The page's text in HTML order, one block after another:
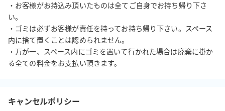
・お客様がお持込み頂いたものは全てご自身でお持ち帰り下さ
い。
・ゴミは必ずお客様が責任を持ってお持ち帰り下さい。スペース
内に捨て置くことは認められません。
・万が一、スペース内にゴミを置いて行かれた場合は廃棄に掛か
る全ての料金をお支払い頂きます。
キャンセルポリシー